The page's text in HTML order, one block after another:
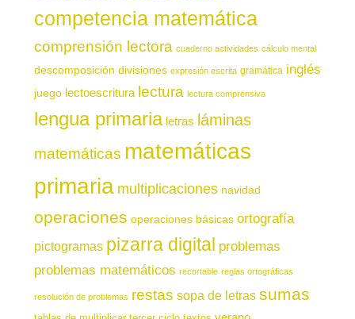
competencia matemática
comprensión lectora cuaderno actividades cálculo mental
descomposición divisiones expresión escrita gramática inglés
juego lectoescritura lectura lectura comprensiva
lengua primaria letras láminas
matemáticas matemáticas
primaria multiplicaciones navidad
operaciones operaciones básicas ortografía
pictogramas pizarra digital problemas
problemas matemáticos recortable reglas ortográficas
resolución de problemas restas sopa de letras sumas